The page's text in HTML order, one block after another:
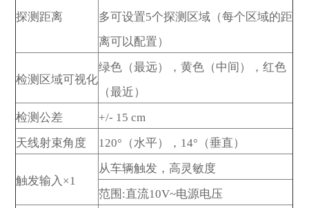
探测距离
多可设置5个探测区域（每个区域的距
离可以配置）
检测区域可视化
绿色（最远），黄色（中间），红色
（最近）
检测公差
+/- 15 cm
天线射束角度
120°（水平），14°（垂直）
触发输入×1
从车辆触发，高灵敏度
范围:直流10V~电源电压